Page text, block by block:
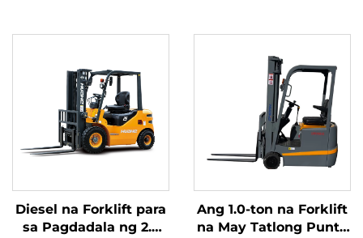
Diesel na Forklift para
sa Pagdadala ng 2.5
Ang 1.0-ton na Forklift
na May Tatlong Punto